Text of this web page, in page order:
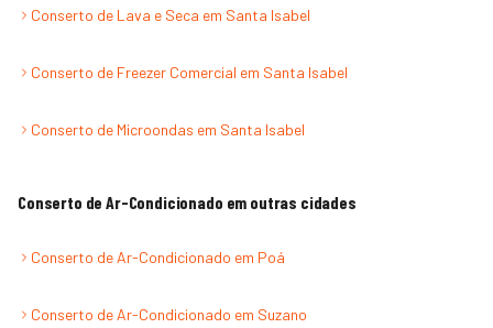
Conserto de Lava e Seca em Santa Isabel
Conserto de Freezer Comercial em Santa Isabel
Conserto de Microondas em Santa Isabel
Conserto de Ar-Condicionado em outras cidades
Conserto de Ar-Condicionado em Poá
Conserto de Ar-Condicionado em Suzano